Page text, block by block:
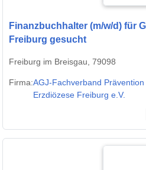
Finanzbuchhalter (m/w/d) für
Freiburg gesucht
Freiburg im Breisgau, 79098
Firma:AGJ-Fachverband
Erzdiözese Freiburg e.V.